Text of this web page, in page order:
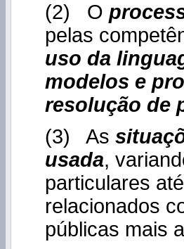
(2) O
pelas
uso da
modelos e
resolução de
(3) As
usada,
particulares
relacionados
públicas mais